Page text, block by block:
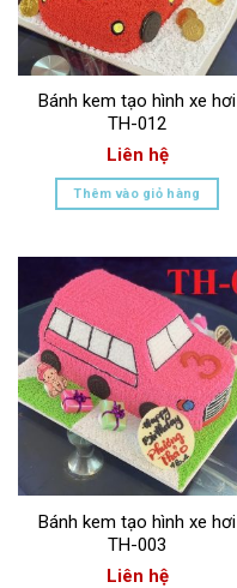
Bánh kem tạo hình xe hơi
TH-012
Liên hệ
Thêm vào giỏ hàng
Bánh kem tạo hình xe hơi
TH-003
Liên hệ